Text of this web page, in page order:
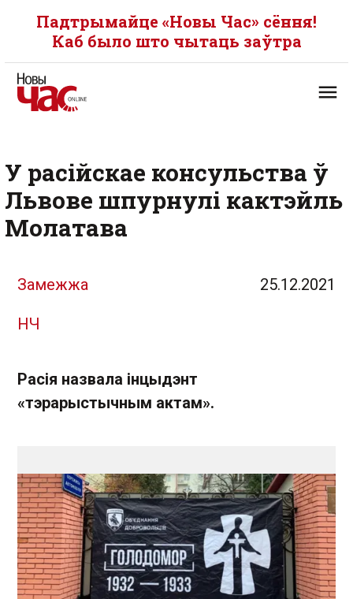
Падтрымайце «Новы Час» сёння!
Каб было што чытаць заўтра
У расійскае консульства ў
Львове шпурнулі кактэйль
Молатава
Замежжа 25.12.2021
НЧ
Расія назвала інцыдэнт
«тэрарыстычным актам».